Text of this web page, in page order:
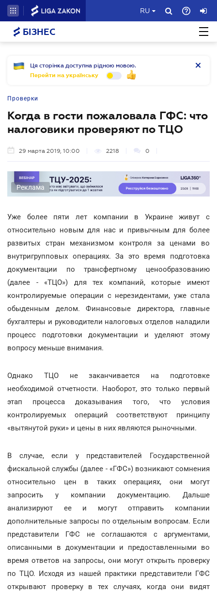
RU
БІЗНЕС
Ця сторінка доступна рідною мовою.
Перейти на українську
Проверки
Когда в гости пожаловала ГФС: что
налоговики проверяют по ТЦО
29 марта 2019, 10:00 2218 0
Реклама
Уже более пяти лет компании в Украине живут с
относительно новым для нас и привычным для более
развитых стран механизмом контроля за ценами во
внутригрупповых операциях. За это время подготовка
документации по трансфертному ценообразованию
(далее - «ТЦО») для тех компаний, которые имеют
контролируемые операции с нерезидентами, уже стала
обыденным делом. Финансовые директора, главные
бухгалтеры и руководители налоговых отделов наладили
процесс подготовки документации и уделяют этому
вопросу меньше внимания.
Однако ТЦО не заканчивается на подготовке
необходимой отчетности. Наоборот, это только первый
этап процесса доказывания того, что условия
контролируемых операций соответствуют принципу
«вытянутой руки» и цены в них являются рыночными.
В случае, если у представителей Государственной
фискальной службы (далее - «ГФС») возникают сомнения
относительно цен в таких операциях, они могут
запросить у компании документацию. Дальше
анализируют ее и могут отправить компании
дополнительные запросы по отдельным вопросам. Если
представители ГФС не соглашаются с аргументами,
описанными в документации и предоставленными во
время ответов на запросы, они могут открыть проверку
по ТЦО. Исходя из нашей практики представители ГФС
открывают проверку в тех случаях, когда они видят